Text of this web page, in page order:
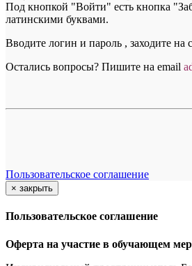
Под кнопкой "Войти" есть кнопка
латинскими буквами.
Вводите логин и пароль , заходите на
Остались вопросы? Пишите на email a
Пользовательское соглашение
× закрыть
Пользовательское соглашение
Оферта на участие в обучающем